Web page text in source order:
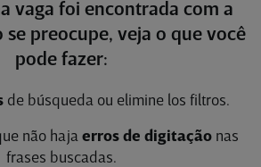
vaga foi encontrada com a
se preocupe, veja o que você
pode fazer:
de búsqueda ou elimine los filtros.
não haja erros de digitação nas
frases buscadas.